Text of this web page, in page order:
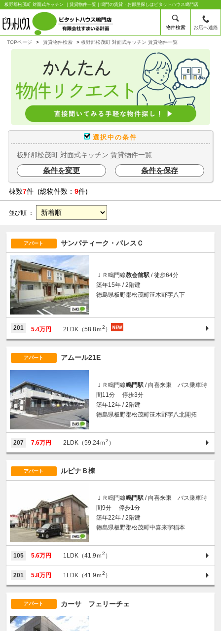
板野郡松茂町 対面式キッチン ｜賃貸物件一覧｜鳴門の賃貸・お部屋探しはピタットハウス鳴門店
物件検索 お店へ連絡
TOPページ 賃貸物件検索 板野郡松茂町 対面式キッチン 賃貸物件一覧
選択中の条件
板野郡松茂町 対面式キッチン 賃貸物件一覧
条件を変更 条件を保存
棟数7件 (総物件数： 9件)
並び順 ：
アパート サンパティーク・パレスＣ
ＪＲ鳴門線教会前駅 / 徒歩64分
築年15年 / 2階建
徳島県板野郡松茂町笹木野字八下
201 5.4万円 2LDK（58.8ｍ2 ）
アパート アムール21E
ＪＲ鳴門線鳴門駅 / 向喜来東 バス乗車時
間11分 停歩3分
築年12年 / 2階建
徳島県板野郡松茂町笹木野字八北開拓
207 7.6万円 2LDK（59.24ｍ2 ）
アパート ルピナＢ棟
ＪＲ鳴門線鳴門駅 / 向喜来東 バス乗車時
間9分 停歩1分
築年22年 / 2階建
徳島県板野郡松茂町中喜来字稲本
105 5.6万円 1LDK（41.9ｍ2 ）
201 5.8万円 1LDK（41.9ｍ2 ）
アパート カーサ フェリーチェ